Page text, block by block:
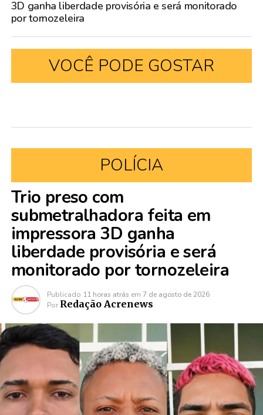
3D ganha liberdade provisória e será monitorado
por tornozeleira
VOCÊ PODE GOSTAR
POLÍCIA
Trio preso com
submetralhadora feita em
impressora 3D ganha
liberdade provisória e será
monitorado por tornozeleira
Publicado 11 horas atrás em 7 de agosto de 2026
Por Redação Acrenews